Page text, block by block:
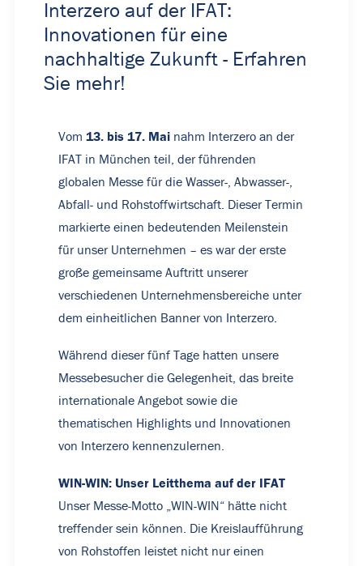
Interzero auf der IFAT:
Innovationen für eine
nachhaltige Zukunft - Erfahren
Sie mehr!
Vom 13. bis 17. Mai nahm Interzero an der
IFAT in München teil, der führenden
globalen Messe für die Wasser-, Abwasser-,
Abfall- und Rohstoffwirtschaft. Dieser Termin
markierte einen bedeutenden Meilenstein
für unser Unternehmen – es war der erste
große gemeinsame Auftritt unserer
verschiedenen Unternehmensbereiche unter
dem einheitlichen Banner von Interzero.
Während dieser fünf Tage hatten unsere
Messebesucher die Gelegenheit, das breite
internationale Angebot sowie die
thematischen Highlights und Innovationen
von Interzero kennenzulernen.
WIN-WIN: Unser Leitthema auf der IFAT
Unser Messe-Motto „WIN-WIN“ hätte nicht
treffender sein können. Die Kreislaufführung
von Rohstoffen leistet nicht nur einen